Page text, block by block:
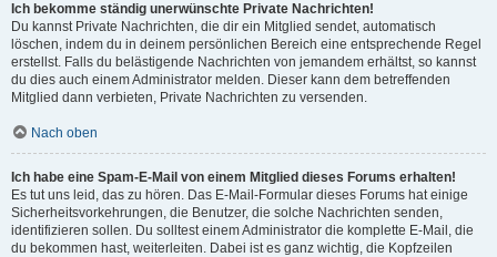
Ich bekomme ständig unerwünschte Private Nachrichten!
Du kannst Private Nachrichten, die dir ein Mitglied sendet, automatisch
löschen, indem du in deinem persönlichen Bereich eine entsprechende Regel
erstellst. Falls du belästigende Nachrichten von jemandem erhältst, so kannst
du dies auch einem Administrator melden. Dieser kann dem betreffenden
Mitglied dann verbieten, Private Nachrichten zu versenden.
Nach oben
Ich habe eine Spam-E-Mail von einem Mitglied dieses Forums erhalten!
Es tut uns leid, das zu hören. Das E-Mail-Formular dieses Forums hat einige
Sicherheitsvorkehrungen, die Benutzer, die solche Nachrichten senden,
identifizieren sollen. Du solltest einem Administrator die komplette E-Mail, die
du bekommen hast, weiterleiten. Dabei ist es ganz wichtig, die Kopfzeilen